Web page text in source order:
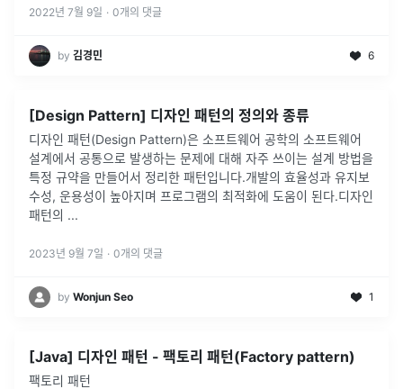
2022년 7월 9일 · 0개의 댓글
by 김경민 6
[Design Pattern] 디자인 패턴의 정의와 종류
디자인 패턴(Design Pattern)은 소프트웨어 공학의 소프트웨어
설계에서 공통으로 발생하는 문제에 대해 자주 쓰이는 설계 방법을
특정 규약을 만들어서 정리한 패턴입니다.개발의 효율성과 유지보
수성, 운용성이 높아지며 프로그램의 최적화에 도움이 된다.디자인
패턴의 ...
2023년 9월 7일 · 0개의 댓글
by Wonjun Seo 1
[Java] 디자인 패턴 - 팩토리 패턴(Factory pattern)
팩토리 패턴